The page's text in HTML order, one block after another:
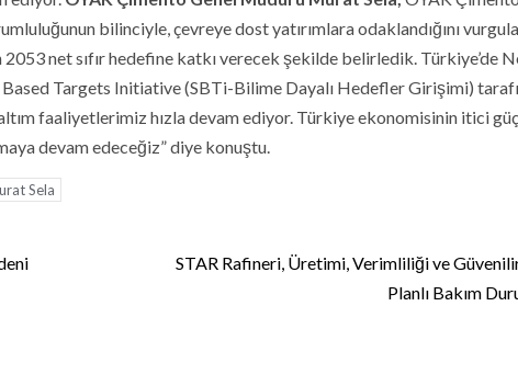
bilinciyle, çevreye dost yatırımlara odaklandığını
net sıfır hedefine katkı verecek şekilde belirledik. Türkiye’de
Targets Initiative (SBTi-Bilime Dayalı Hedefler Girişimi)
faaliyetlerimiz hızla devam ediyor. Türkiye ekonomisinin itici
devam edeceğiz” diye konuştu.
Sela
STAR Rafineri, Üretimi, Verimliliği ve
Planlı Bakım